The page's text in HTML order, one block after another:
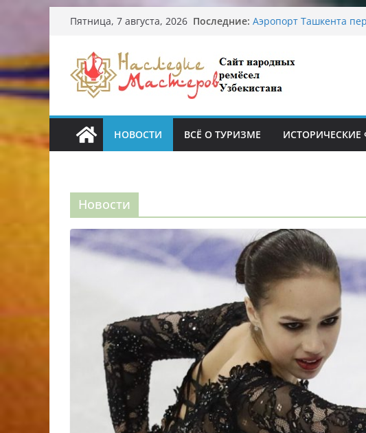
Перейти
содержимому
Пятница, 7 августа, 2026 Последние: Узбекские
Опасная диета Алины
От знахарей до
Обрушение на одном
НОВОСТИ ВСЁ О ТУРИЗМЕ ИСТОРИЧЕСКИЕ
Новости